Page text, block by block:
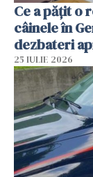
Ce a pățit o
câinele în
dezbateri
25 IULIE 2026